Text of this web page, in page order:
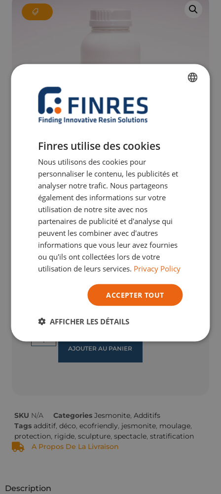
Apd :€ 26,72TVA Incl.
Gagnez5points fidélité grâce à cet
achat.
AJOUTER AU PANIER
SKU N/A Categories Jesmonite, Additifs
Tags additif, déco, ecofriendly, jesmonite, moulage,
protection, rigide, sculpture, spectacle, stratification
A Propos De La Livraison
Description
ITALIAN
Finres utilise des cookies
Nous utilisons des cookies pour
personnaliser le contenu, les publicités et
analyser notre trafic. Nous partageons
également des informations sur votre
utilisation de notre site avec nos
partenaires de publicité et d'analyse qui
peuvent les combiner avec d'autres
informations que vous leur avez fournies
ou qu'ils ont collectées lors de votre
utilisation de leurs services. Privacy Policy
ACCEPTER TOUT
AFFICHER LES DÉTAILS